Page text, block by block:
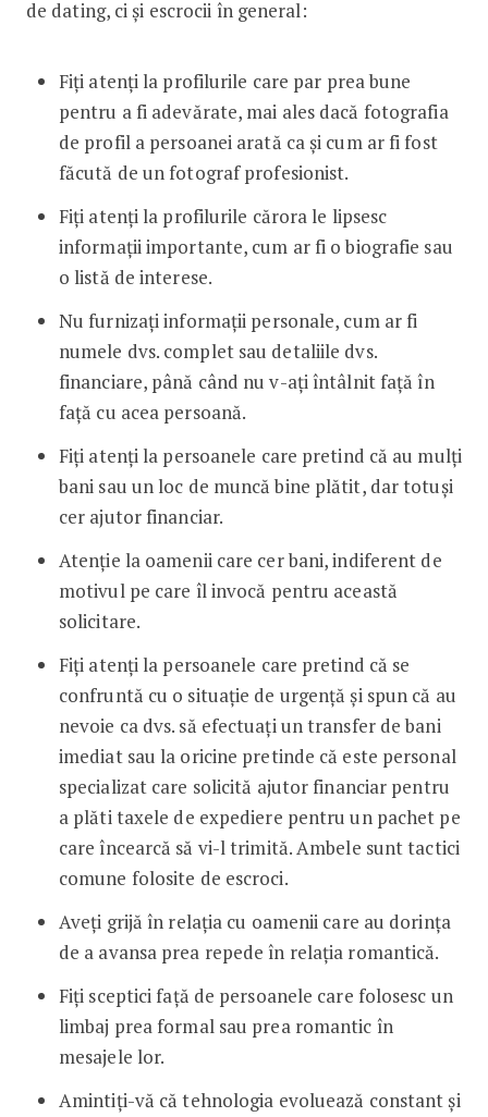
de dating, ci și escrocii în general:
Fiți atenți la profilurile care par prea bune
pentru a fi adevărate, mai ales dacă fotografia
de profil a persoanei arată ca și cum ar fi fost
făcută de un fotograf profesionist.
Fiți atenți la profilurile cărora le lipsesc
informații importante, cum ar fi o biografie sau
o listă de interese.
Nu furnizați informații personale, cum ar fi
numele dvs. complet sau detaliile dvs.
financiare, până când nu v-ați întâlnit față în
față cu acea persoană.
Fiți atenți la persoanele care pretind că au mulți
bani sau un loc de muncă bine plătit, dar totuși
cer ajutor financiar.
Atenție la oamenii care cer bani, indiferent de
motivul pe care îl invocă pentru această
solicitare.
Fiți atenți la persoanele care pretind că se
confruntă cu o situație de urgență și spun că au
nevoie ca dvs. să efectuați un transfer de bani
imediat sau la oricine pretinde că este personal
specializat care solicită ajutor financiar pentru
a plăti taxele de expediere pentru un pachet pe
care încearcă să vi-l trimită. Ambele sunt tactici
comune folosite de escroci.
Aveți grijă în relația cu oamenii care au dorința
de a avansa prea repede în relația romantică.
Fiți sceptici față de persoanele care folosesc un
limbaj prea formal sau prea romantic în
mesajele lor.
Amintiți-vă că tehnologia evoluează constant și